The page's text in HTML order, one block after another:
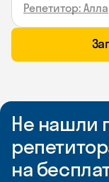
Репетитор: Алла
Не нашли
на